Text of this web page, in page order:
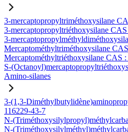
3-mercaptopropyltriméthoxysilane
3-mercaptopropyltriéthoxysilane
3-
Mercaptométhyltriméthoxysilane
Mercaptométhyltriéthoxysilane CAS
S-
Amino-silanes
3-(1,3-
116229-43-7
N-
N-